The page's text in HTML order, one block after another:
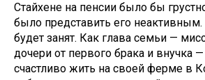
Стайхене на пенсии было бы
было представить его
будет занят. Как глава семьи —
дочери от первого брака и внучка
счастливо жить на своей ферме в